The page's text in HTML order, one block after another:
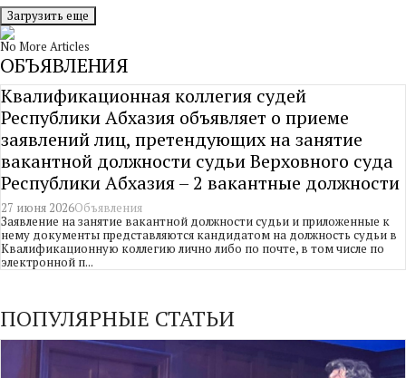
Загрузить еще
No More Articles
ОБЪЯВЛЕНИЯ
Квалификационная коллегия судей
Республики Абхазия объявляет о приеме
заявлений лиц, претендующих на занятие
вакантной должности судьи Верховного суда
Республики Абхазия – 2 вакантные должности
27 июня 2026Объявления
Заявление на занятие вакантной должности судьи и приложенные к
нему документы представляются кандидатом на должность судьи в
Квалификационную коллегию лично либо по почте, в том числе по
электронной п...
ПОПУЛЯРНЫЕ СТАТЬИ